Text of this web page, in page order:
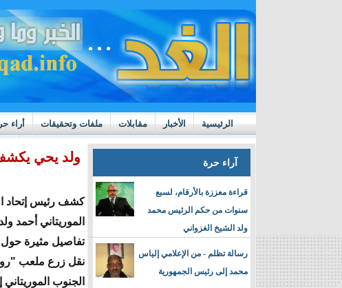
الرئيسية الأخبار مقابلات ملفات وتحقيقات أراء
https://m.youtube.com/watch?v=GN10qW4W4hQ
آراء حرة
قراءة معززة بالأرقام، لسبع
سنوات من حكم الرئيس محمد
ولد الشيخ الغزواني
رسالة تظلم - من الإعلامي إلياس
محمد إلى رئيس الجمهورية
ولد يحي
كشف رئيس إتحاد
الموريتاني أحمد
تفاصيل مثيرة
نقل زرع ملعب
الجنوب الموريتاني